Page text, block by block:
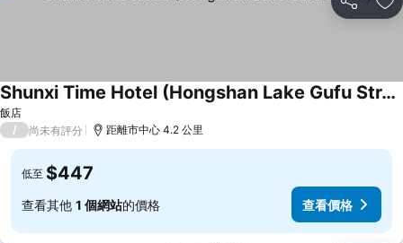
分享 加
飯店
Shunxi Time Hotel (Hongshan Lake Gufu Street)
查看價格
/ 尚未有評分 距離市中心 4.2 公里
低至 $447
查看其他 1 個網站的價格 查看價格